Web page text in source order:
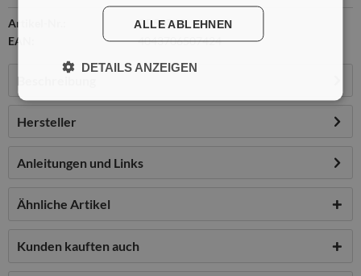
Artikel-Nr.:
GR50742
EAN:
4043706507424
Beschreibung
Hersteller
Anleitungen und Links
Ähnliche Artikel
Kunden kauften auch
ALLE ABLEHNEN
DETAILS ANZEIGEN